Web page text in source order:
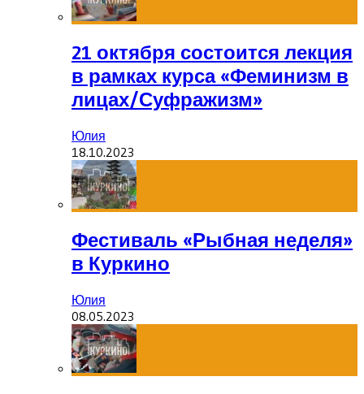
21 октября состоится лекция
в рамках курса «Феминизм в
лицах/Суфражизм»
Юлия
18.10.2023
Фестиваль «Рыбная неделя»
в Куркино
Юлия
08.05.2023